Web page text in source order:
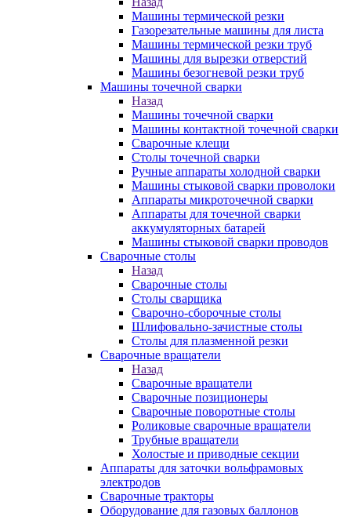
Машины термической резки
Газорезательные машины для листа
Машины термической резки труб
Машины для вырезки отверстий
Машины безогневой резки труб
Машины точечной сварки
Назад
Машины точечной сварки
Машины контактной точечной сварки
Сварочные клещи
Столы точечной сварки
Ручные аппараты холодной сварки
Машины стыковой сварки проволоки
Аппараты микроточечной сварки
Аппараты для точечной сварки
аккумуляторных батарей
Машины стыковой сварки проводов
Сварочные столы
Назад
Сварочные столы
Столы сварщика
Сварочно-сборочные столы
Шлифовально-зачистные столы
Столы для плазменной резки
Сварочные вращатели
Назад
Сварочные вращатели
Сварочные позиционеры
Сварочные поворотные столы
Роликовые сварочные вращатели
Трубные вращатели
Холостые и приводные секции
Аппараты для заточки вольфрамовых
электродов
Сварочные тракторы
Оборудование для газовых баллонов